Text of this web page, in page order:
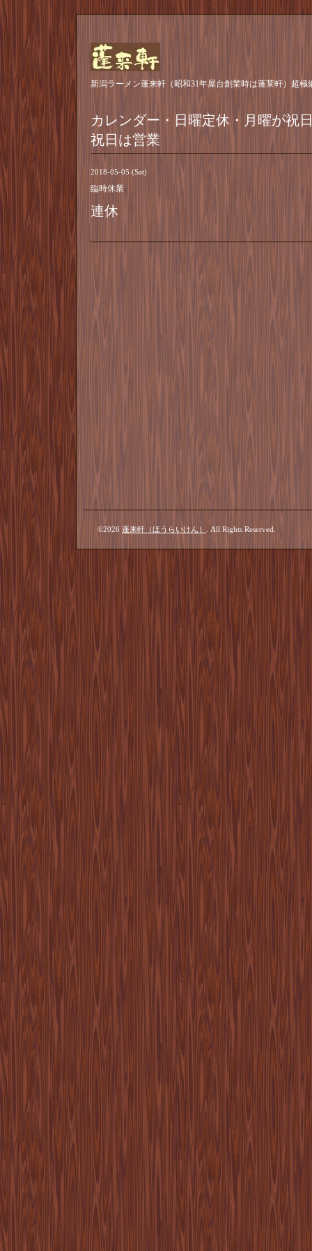
新潟ラーメン蓬来軒（昭和31年屋台創業時は蓬莱軒）超
カレンダー・日曜定休・月曜が祝
祝日は営業
2018-05-05 (Sat)
臨時休業
連休
©2026 蓬来軒（ほうらいけん） . All Rights Reserved.